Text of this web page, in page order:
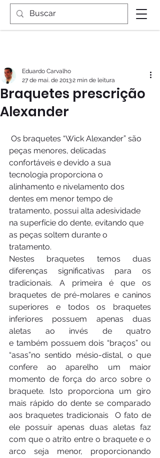
Braquetes prescrição
Alexander
Eduardo Carvalho
27 de mai. de 20132 min de leitura
peças menores, delicadas
confortáveis e devido a sua
tecnologia proporciona o
alinhamento e nivelamento dos
dentes em menor tempo de
tratamento, possui alta adesividade
na superfície do dente, evitando que
as peças soltem durante o
tratamento.
Nestes braquetes temos duas
diferenças significativas para os
tradicionais. A primeira é que os
braquetes de pré-molares e caninos
superiores e todos os braquetes
inferiores possuem apenas duas
aletas ao invés de quatro
e também possuem dois “braços” ou
“asas”no sentido mésio-distal, o que
confere ao aparelho um maior
momento de força do arco sobre o
braquete. Isto proporciona um giro
mais rápido do dente se comparado
aos braquetes tradicionais  O fato de
ele possuir apenas duas aletas faz
com que o atrito entre o braquete e o
arco seja menor, proporcionando